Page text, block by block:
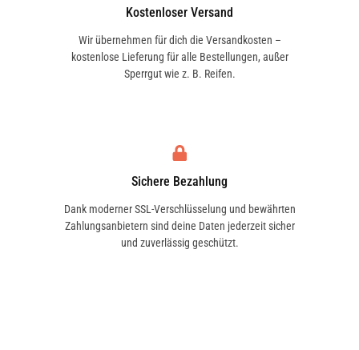
Kostenloser Versand
Wir übernehmen für dich die Versandkosten –
kostenlose Lieferung für alle Bestellungen, außer
Sperrgut wie z. B. Reifen.
Sichere Bezahlung
Dank moderner SSL-Verschlüsselung und bewährten
Zahlungsanbietern sind deine Daten jederzeit sicher
und zuverlässig geschützt.